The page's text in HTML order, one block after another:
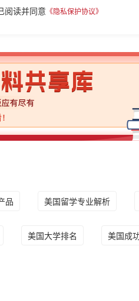
阅读并同意 《隐私保护协议》
品 美国留学专业解析
美国大学排名 美国成